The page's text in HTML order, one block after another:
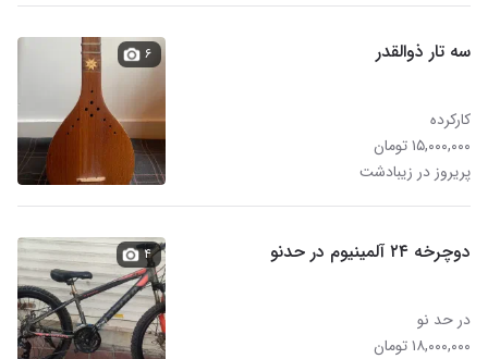
سه تار ذوالقدر
کارکرده
۱۵,۰۰۰,۰۰۰ تومان
پریروز در زیبادشت
۶
دوچرخه ۲۴ آلمینیوم در حدنو
در حد نو
۱۸,۰۰۰,۰۰۰ تومان
۴